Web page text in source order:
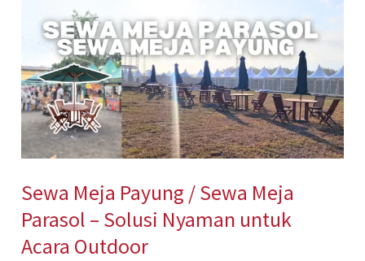
Sewa Meja Payung / Sewa Meja
Parasol – Solusi Nyaman untuk
Acara Outdoor
Payung
/
Sewa
Meja
Parasol
Solusi
Nyaman
untuk